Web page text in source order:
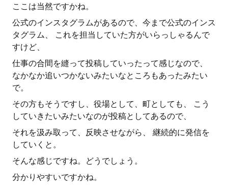
ここは当然ですかね。
公式のインスタグラムがあるので、今まで公式のインス
タグラム、 これを担当していた方がいらっしゃるんで
すけど、
仕事の合間を縫って投稿していったって感じなので、
なかなか追いつかないみたいなところもあったみたい
で。
その方もそうですし、役場として、町としても、 こう
していきたいみたいなのが投稿としてあるので、
それを汲み取って、反映させながら、 継続的に発信を
していくと。
そんな感じですね。どうでしょう。
分かりやすいですかね。